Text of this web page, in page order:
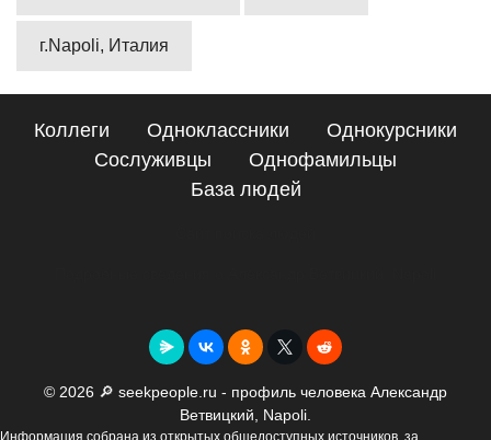
г.Napoli, Италия
Коллеги Одноклассники
Однокурсники
Сослуживцы
Однофамильцы
База людей
© 2026 🔎 seekpeople.ru - профиль человека Александр
Ветвицкий, Napoli.
Информация собрана из открытых общедоступных источников, за